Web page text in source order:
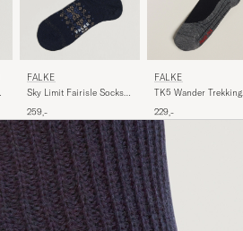
FALKE
Sky Limit Fairisle Socks
259,-
FALKE
TK5 Wander Trekking
229,-